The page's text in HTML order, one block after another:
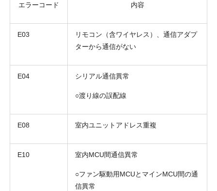
エラーコード 内容
E03
リモコン（含ワイヤレス）、通信アダプ
ターから通信がない
E04 シリアル通信異常
○渡り線の誤配線
E08 室内ユニットアドレス重複
E10 室内MCU間通信異常
○ファン駆動用MCUとマインMCU間の通
信異常